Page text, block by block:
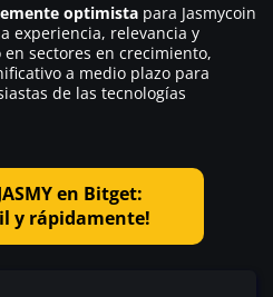
optimista para Jasmycoin
experiencia, relevancia y
sectores en crecimiento,
a medio plazo para
de las tecnologías
en Bitget:
y rápidamente!